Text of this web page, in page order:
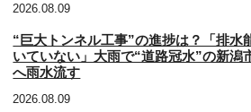
2026.08.09
“巨大トンネル工事”の進捗は？「排水
いていない」大雨で“道路冠水”の新
へ雨水流す
2026.08.09